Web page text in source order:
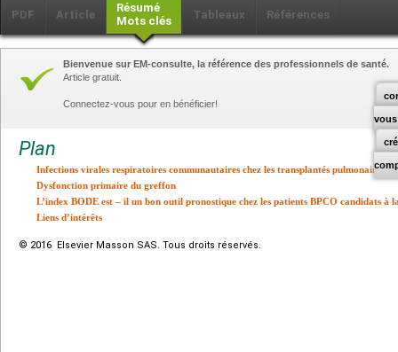
PDF Article
Résumé
Mots clés
Tableaux Références
vous
Bienvenue sur EM-consulte, la référence des professionnels de santé.
Article gratuit.
Connectez-vous pour en bénéficier!
Plan
Infections virales respiratoires communautaires chez les transplantés pulmonaires
Dysfonction primaire du greffon
L’index BODE est – il un bon outil pronostique chez les patients BPCO candidats à
Liens d’intérêts
© 2016 Elsevier Masson SAS. Tous droits réservés.